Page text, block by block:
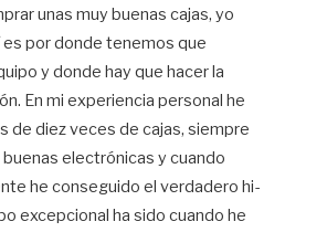
unas muy buenas cajas, yo
es por donde tenemos que
y donde hay que hacer la
En mi experiencia personal he
de diez veces de cajas, siempre
electrónicas y cuando
he conseguido el verdadero hi-
excepcional ha sido cuando he